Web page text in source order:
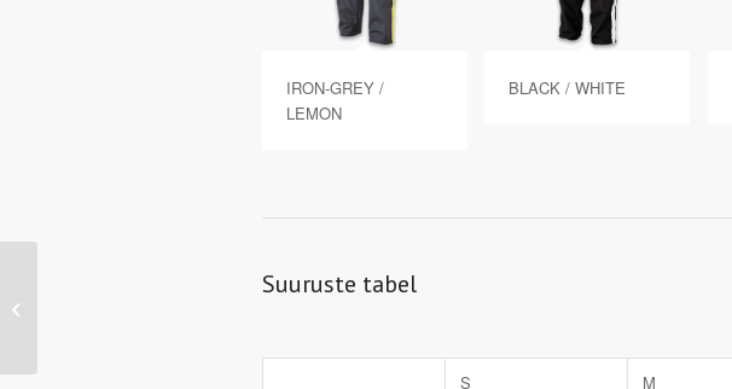
IRON-GREY /
LEMON
BLACK / WHITE
Suuruste tabel
S M